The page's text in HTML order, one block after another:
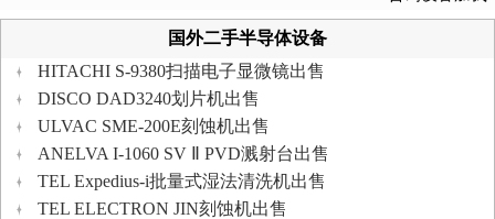
国外二手半导体设备
HITACHI S-9380扫描电子显微镜出售
DISCO DAD3240划片机出售
ULVAC SME-200E刻蚀机出售
ANELVA I-1060 SV Ⅱ PVD溅射台出售
TEL Expedius-i批量式湿法清洗机出售
TEL ELECTRON JIN刻蚀机出售